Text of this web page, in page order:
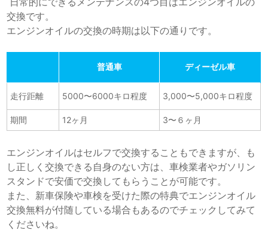
交換です。
エンジンオイルの交換の時期は以下の通りです。
普通車 ディーゼル車
走行距離 5000〜6000キロ程度 3,000〜5,000キロ程度
期間 12ヶ月 3〜６ヶ月
エンジンオイルはセルフで交換することもできますが、も
し正しく交換できる自身のない方は、車検業者やガソリン
スタンドで安価で交換してもらうことが可能です。
また、新車保険や車検を受けた際の特典でエンジンオイル
交換無料が付随している場合もあるのでチェックしてみて
くださいね。